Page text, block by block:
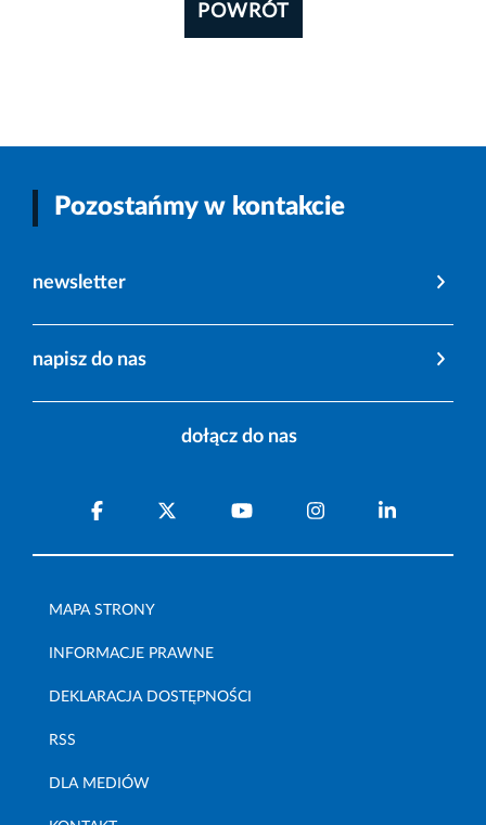
POWRÓT
Pozostańmy w kontakcie
newsletter
napisz do nas
dołącz do nas
MAPA STRONY
INFORMACJE PRAWNE
DEKLARACJA DOSTĘPNOŚCI
RSS
DLA MEDIÓW